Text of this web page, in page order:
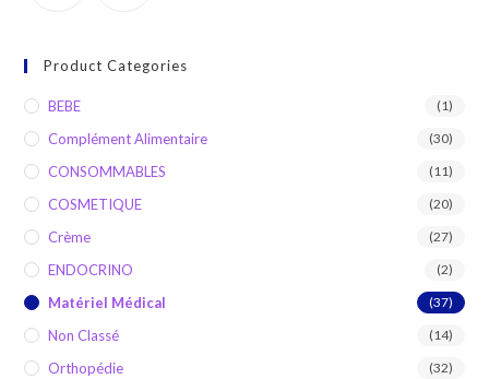
Product Categories
BEBE (1)
Complément Alimentaire (30)
CONSOMMABLES (11)
COSMETIQUE (20)
Crème (27)
ENDOCRINO (2)
Matériel Médical (37)
Non Classé (14)
Orthopédie (32)